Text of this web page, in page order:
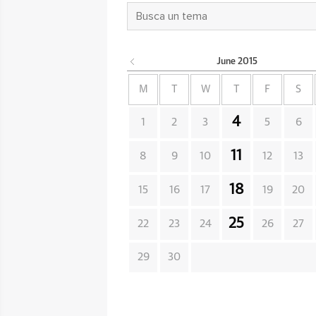
June 2015
M W F S
1 2 3 4 5 6
8 9 10 11 12 13
15 16 17 18 19 20
22 23 24 25 26 27
29 30